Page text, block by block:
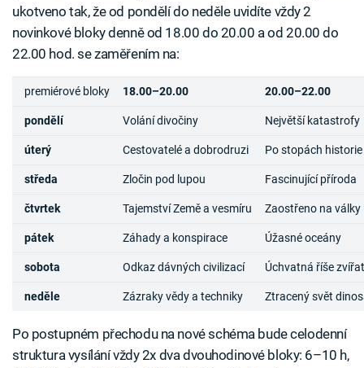
ukotveno tak, že od pondělí do neděle uvidíte vždy 2
novinkové bloky denně od 18.00 do 20.00 a od 20.00 do
22.00 hod. se zaměřením na:
premiérové bloky 18.00–20.00 20.00–22.00
pondělí Volání divočiny Největší katastrofy
úterý Cestovatelé a dobrodruzi Po stopách historie
středa Zločin pod lupou Fascinující příroda
čtvrtek Tajemství Země a vesmíru Zaostřeno na války
pátek Záhady a konspirace Úžasné oceány
sobota Odkaz dávných civilizací Úchvatná říše zvířat
neděle Zázraky vědy a techniky Ztracený svět
Po postupném přechodu na nové schéma bude celodenní
struktura vysílání vždy 2x dva dvouhodinové bloky: 6–10 h,